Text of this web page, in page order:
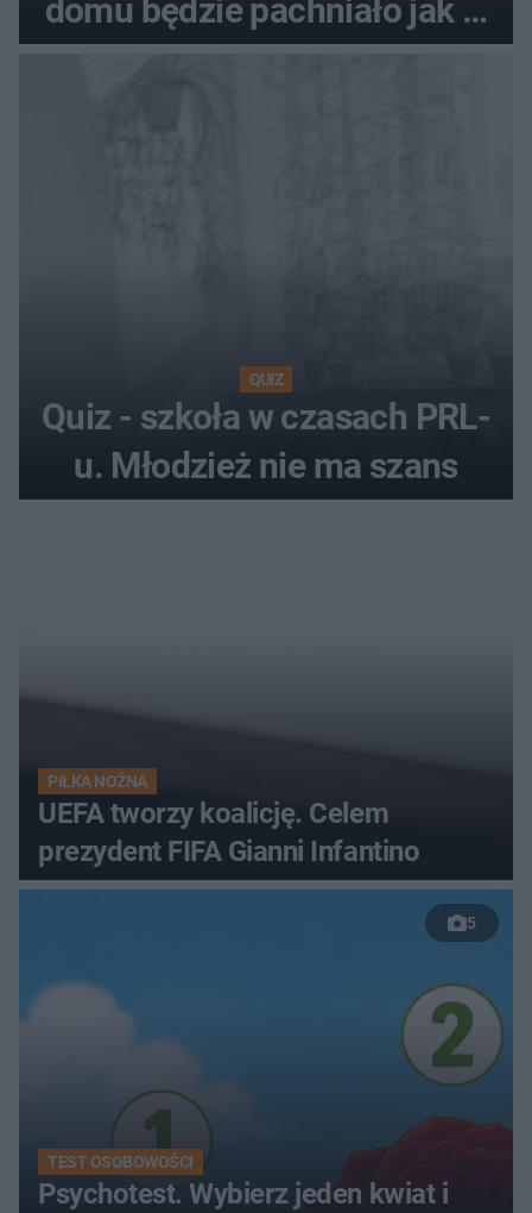
domu będzie pachniało jak w
hotelu
QUIZ
Quiz - szkoła w czasach PRL-
u. Młodzież nie ma szans
PIŁKA NOŻNA
UEFA tworzy koalicję. Celem
prezydent FIFA Gianni Infantino
5
TEST OSOBOWOŚCI
Psychotest. Wybierz jeden kwiat i